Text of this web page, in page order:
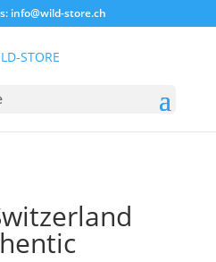
info@wild-store.ch